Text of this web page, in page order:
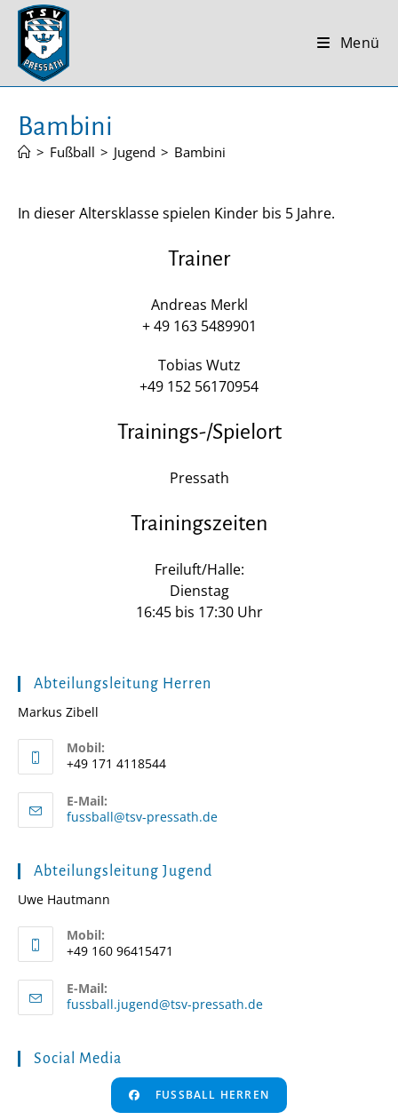
Zum
Inhalt
springen
Menü
Bambini
> Fußball > Jugend > Bambini
In dieser Altersklasse spielen Kinder bis 5 Jahre.
Trainer
Andreas Merkl
+ 49 163 5489901
Tobias Wutz
+49 152 56170954
Trainings-/Spielort
Pressath
Trainingszeiten
Freiluft/Halle:
Dienstag
16:45 bis 17:30 Uhr
Abteilungsleitung Herren
Markus Zibell
Mobil:
+49 171 4118544
E-Mail:
fussball@tsv-pressath.deOpens
Abteilungsleitung Jugend
Uwe Hautmann
Mobil:
+49 160 96415471
E-Mail:
fussball.jugend@tsv-pressath.deOpens
Social Media
FUSSBALL HERREN